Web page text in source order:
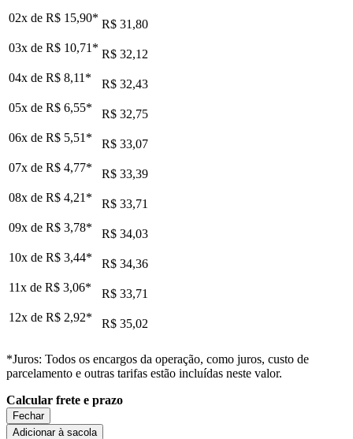
02x de R$ 15,90* R$ 31,80
03x de R$ 10,71 * R$ 32,12
04x de R$ 8,11 *
R$ 32,43
05x de R$ 6,55*
R$ 32,75
06x de R$ 5,51 *
R$ 33,07
07x de R$ 4,77*
R$ 33,39
08x de R$ 4,21 *
R$ 33,71
09x de R$ 3,78*
R$ 34,03
10x de R$ 3,44*
R$ 34,36
11x de R$ 3,06*
R$ 33,71
12x de R$ 2,92* R$ 35,02
*Juros: Todos os encargos da operação, como juros, custo de
parcelamento e outras tarifas estão incluídas neste valor.
Calcular frete e prazo
Fechar
Adicionar à sacola